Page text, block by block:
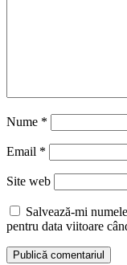
Nume *
Email *
Site web
Salvează-mi
pentru data viitoare